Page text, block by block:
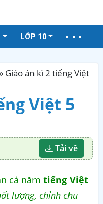
LỚP 10
» Giáo án kì 2 tiếng Việt
Việt 5
Tải về
cả năm tiếng Việt
lượng, chỉnh chu